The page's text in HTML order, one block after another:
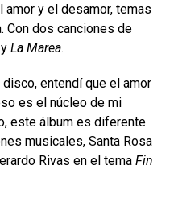
amor y el desamor, temas
Con dos canciones de
y La Marea.
entendí que el amor
es el núcleo de mi
este álbum es diferente
musicales, Santa Rosa
Rivas en el tema Fin